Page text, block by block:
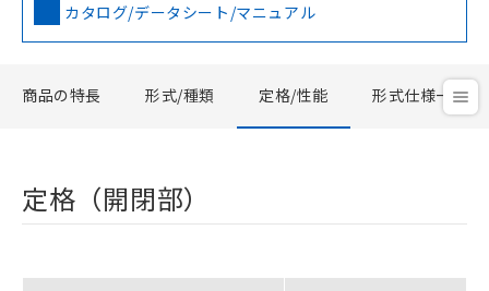
カタログ/データシート/マニュアル
商品の特長 形式/種類 定格/性能 形式仕様一覧
定格（開閉部）